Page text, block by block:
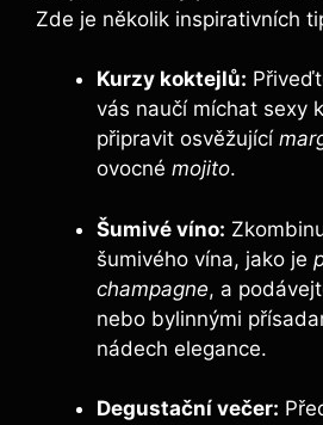
Zde je několik inspirativních
Kurzy koktejlů:
vás naučí míchat sexy
připravit osvěžující
ovocné mojito.
Šumivé víno:
šumivého vína, jako je
champagne, a
nebo bylinnými
nádech elegance.
Degustační večer: